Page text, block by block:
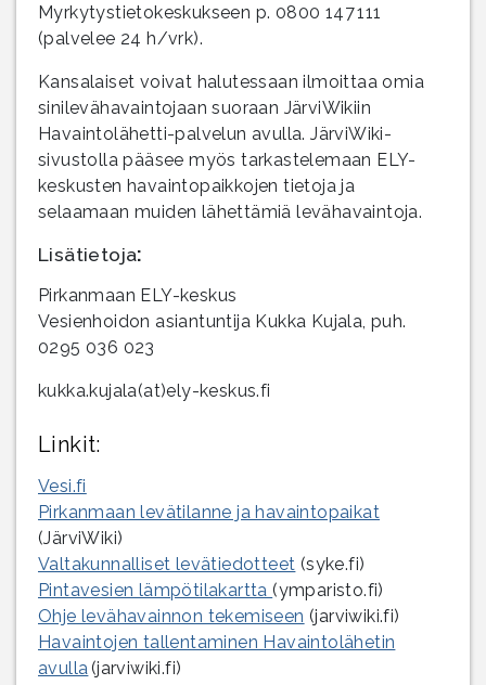
Myrkytystietokeskukseen p. 0800 147 111
(palvelee 24 h/vrk).
Kansalaiset voivat halutessaan ilmoittaa omia
sinilevähavaintojaan suoraan JärviWikiin
Havaintolähetti-palvelun avulla. JärviWiki-
sivustolla pääsee myös tarkastelemaan ELY-
keskusten havaintopaikkojen tietoja ja
selaamaan muiden lähettämiä levähavaintoja.
Lisätietoja:
Pirkanmaan ELY-keskus
Vesienhoidon asiantuntija Kukka Kujala, puh.
0295 036 023
kukka.kujala(at)ely-keskus.fi
Linkit:
Vesi.fi
Pirkanmaan levätilanne ja havaintopaikat
(JärviWiki)
Valtakunnalliset levätiedotteet (syke.fi)
Pintavesien lämpötilakartta(ymparisto.fi)
Ohje levähavainnon tekemiseen (jarviwiki.fi)
Havaintojen tallentaminen Havaintolähetin
avulla (jarviwiki.fi)